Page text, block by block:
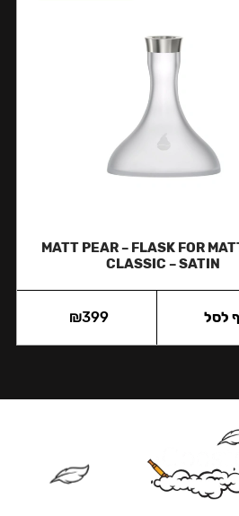
MATT PEAR – FLASK FOR
CLASSIC – SATIN
₪399 לסל